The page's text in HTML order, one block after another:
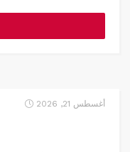
أغسطس 21, 2026